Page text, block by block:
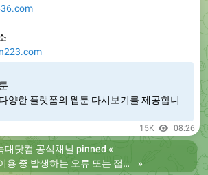
양한 플랫폼의 웹툰 다시보기를 제공합니
15K 08:26
대닷컴 공식채널 pinned «
사이트 이용 중 발생하는 오류 또는 접속 불가 현상은 제보 부탁드립니다. 리뉴얼 전의 늑대닷컴을 원하시는 분들은 늑대닷컴2로 이용 바랍니다. 항상 늑대닷컴을 찾아주셔서 감사합니다. 늑대닷컴 주소 https://wfwf436.com 늑대닷컴2 주소 https://wftoon223.com
»